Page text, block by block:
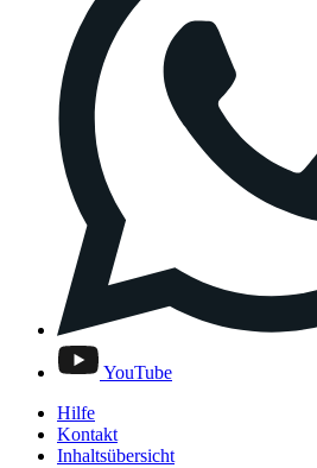
YouTube
Hilfe
Kontakt
Inhaltsübersicht